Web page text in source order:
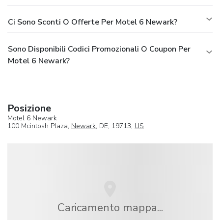
Ci Sono Sconti O Offerte Per Motel 6 Newark?
Sono Disponibili Codici Promozionali O Coupon Per
Motel 6 Newark?
Posizione
Motel 6 Newark
100 Mcintosh Plaza, Newark, DE, 19713, US
Caricamento mappa...